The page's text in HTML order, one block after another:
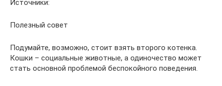
Источники:
Полезный совет
Подумайте, возможно, стоит взять второго котенка.
Кошки – социальные животные, а одиночество может
стать основной проблемой беспокойного поведения.